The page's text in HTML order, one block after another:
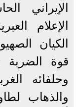
الإيراني
الإعلام
الكيان
قوة الضربة
وحلفائه
والذهاب